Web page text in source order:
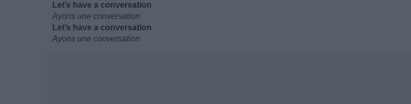
Let’s have a conversation
Ayons une conversation
Let’s have a conversation
Ayons une conversation